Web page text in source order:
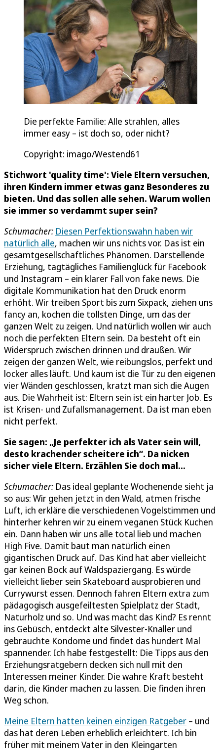
Die perfekte Familie: Alle strahlen, alles
immer easy – ist doch so, oder nicht?
Copyright: imago/Westend61
Stichwort 'quality time': Viele Eltern versuchen,
ihren Kindern immer etwas ganz Besonderes zu
bieten. Und das sollen alle sehen. Warum wollen
sie immer so verdammt super sein?
Schumacher: Diesen Perfektionswahn haben wir
natürlich alle, machen wir uns nichts vor. Das ist ein
gesamtgesellschaftliches Phänomen. Darstellende
Erziehung, tagtägliches Familienglück für Facebook
und Instagram – ein klarer Fall von fake news. Die
digitale Kommunikation hat den Druck enorm
erhöht. Wir treiben Sport bis zum Sixpack, ziehen uns
fancy an, kochen die tollsten Dinge, um das der
ganzen Welt zu zeigen. Und natürlich wollen wir auch
noch die perfekten Eltern sein. Da besteht oft ein
Widerspruch zwischen drinnen und draußen. Wir
zeigen der ganzen Welt, wie reibungslos, perfekt und
locker alles läuft. Und kaum ist die Tür zu den eigenen
vier Wänden geschlossen, kratzt man sich die Augen
aus. Die Wahrheit ist: Eltern sein ist ein harter Job. Es
ist Krisen- und Zufallsmanagement. Da ist man eben
nicht perfekt.
Sie sagen: „Je perfekter ich als Vater sein will,
desto krachender scheitere ich“. Da nicken
sicher viele Eltern. Erzählen Sie doch mal...
Schumacher: Das ideal geplante Wochenende sieht ja
so aus: Wir gehen jetzt in den Wald, atmen frische
Luft, ich erkläre die verschiedenen Vogelstimmen und
hinterher kehren wir zu einem veganen Stück Kuchen
ein. Dann haben wir uns alle total lieb und machen
High Five. Damit baut man natürlich einen
gigantischen Druck auf. Das Kind hat aber vielleicht
gar keinen Bock auf Waldspaziergang. Es würde
vielleicht lieber sein Skateboard ausprobieren und
Currywurst essen. Dennoch fahren Eltern extra zum
pädagogisch ausgefeiltesten Spielplatz der Stadt,
Naturholz und so. Und was macht das Kind? Es rennt
ins Gebüsch, entdeckt alte Silvester-Knaller und
gebrauchte Kondome und findet das hundert Mal
spannender. Ich habe festgestellt: Die Tipps aus den
Erziehungsratgebern decken sich null mit den
Interessen meiner Kinder. Die wahre Kraft besteht
darin, die Kinder machen zu lassen. Die finden ihren
Weg schon.
Meine Eltern hatten keinen einzigen Ratgeber – und
das hat deren Leben erheblich erleichtert. Ich bin
früher mit meinem Vater in den Kleingarten